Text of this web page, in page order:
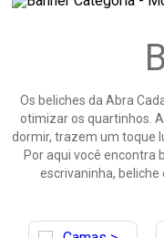
Os beliches da Abra
otimizar os quartinhos.
dormir, trazem um toque
Por aqui você encontra
escrivaninha, beliche